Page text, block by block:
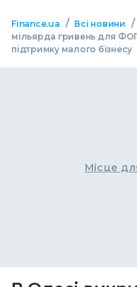
Finance.ua / Всі новини /
мільярда гривень для
підтримку малого бізнесу
Місце